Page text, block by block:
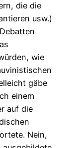
die die
usw.)
wie
gäbe
einem
auf die
Nein,